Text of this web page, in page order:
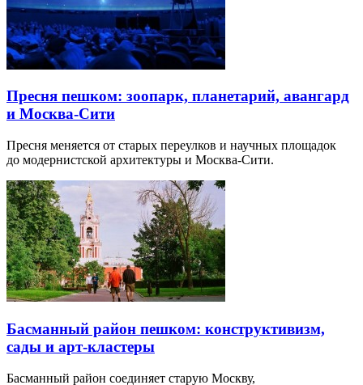
Пресня пешком: зоопарк, планетарий, авангард
и Москва-Сити
Пресня меняется от старых переулков и научных площадок
до модернистской архитектуры и Москва-Сити.
Басманный район пешком: конструктивизм,
сады и арт-кластеры
Басманный район соединяет старую Москву,